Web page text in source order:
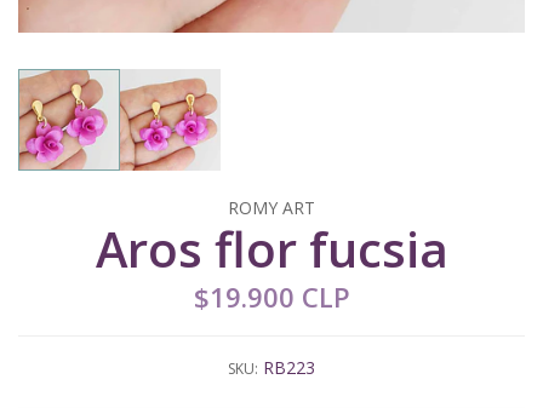
ROMY ART
Aros flor fucsia
$19.900 CLP
SKU: RB223